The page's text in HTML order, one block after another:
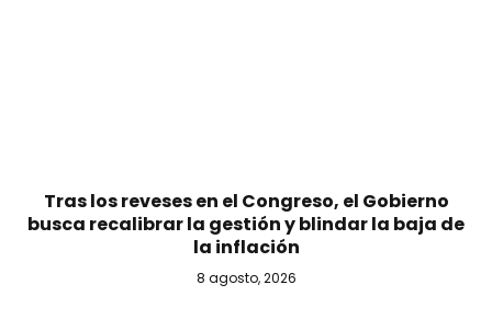
Tras los reveses en el Congreso, el Gobierno
busca recalibrar la gestión y blindar la baja de
la inflación
8 agosto, 2026